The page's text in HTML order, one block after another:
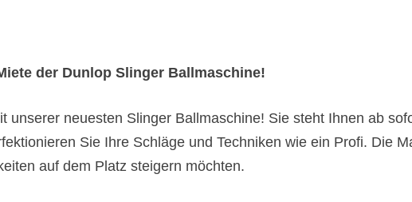
der Dunlop Slinger Ballmaschine!
unserer neuesten Slinger Ballmaschine! Sie steht Ihnen ab
Sie Ihre Schläge und Techniken wie ein Profi. Die
auf dem Platz steigern möchten.